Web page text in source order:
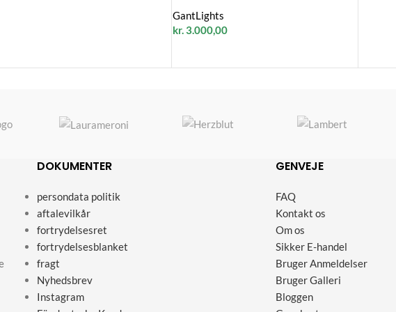
GantLights
kr.3.000,00
DOKUMENTER
persondata politik
aftalevilkår
fortrydelsesret
fortrydelsesblanket
fragt
Nyhedsbrev
Instagram
GENVEJE
FAQ
Kontakt os
Om os
Sikker E-handel
Bruger Anmeldelser
Bruger Galleri
Bloggen